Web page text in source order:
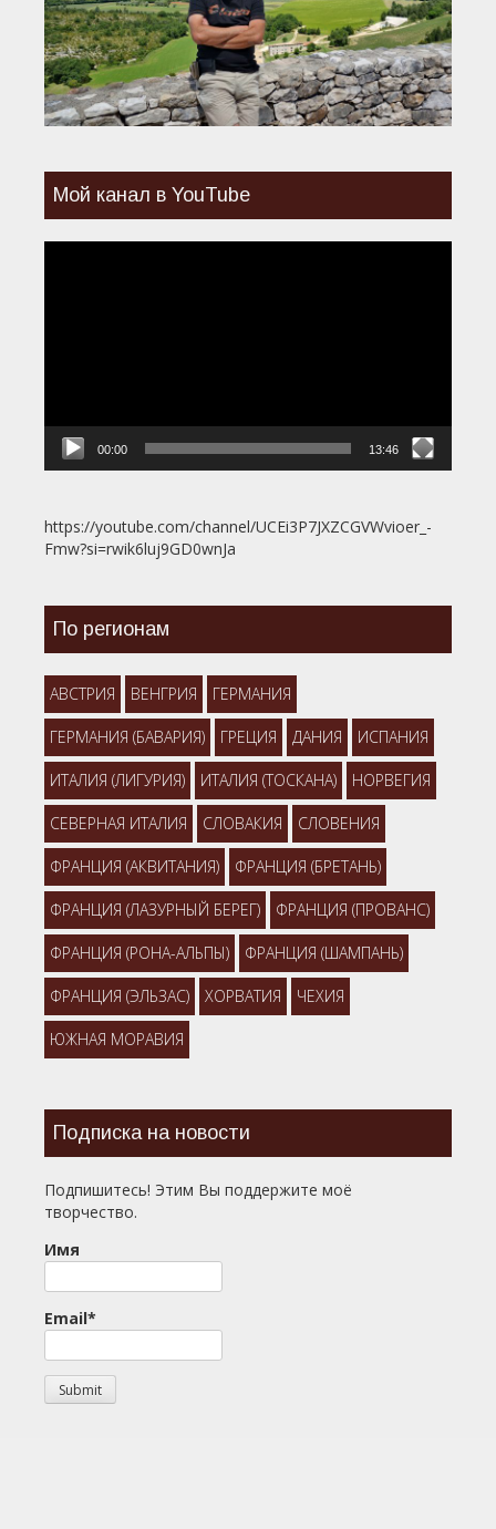
Мой канал в YouTube
00:00 13:46
https://youtube.com/channel/UCEi3P7JXZCGVWvioer_-
Fmw?si=rwik6luj9GD0wnJa
По регионам
АВСТРИЯ ВЕНГРИЯ ГЕРМАНИЯ
ГЕРМАНИЯ (БАВАРИЯ) ГРЕЦИЯ ДАНИЯ ИСПАНИЯ
ИТАЛИЯ (ЛИГУРИЯ) ИТАЛИЯ (ТОСКАНА) НОРВЕГИЯ
СЕВЕРНАЯ ИТАЛИЯ СЛОВАКИЯ СЛОВЕНИЯ
ФРАНЦИЯ (АКВИТАНИЯ) ФРАНЦИЯ (БРЕТАНЬ)
ФРАНЦИЯ (ЛАЗУРНЫЙ БЕРЕГ) ФРАНЦИЯ (ПРОВАНС)
ФРАНЦИЯ (РОНА-АЛЬПЫ) ФРАНЦИЯ (ШАМПАНЬ)
ФРАНЦИЯ (ЭЛЬЗАС) ХОРВАТИЯ ЧЕХИЯ
ЮЖНАЯ МОРАВИЯ
Подписка на новости
Подпишитесь! Этим Вы поддержите моё
творчество.
Имя
Email*